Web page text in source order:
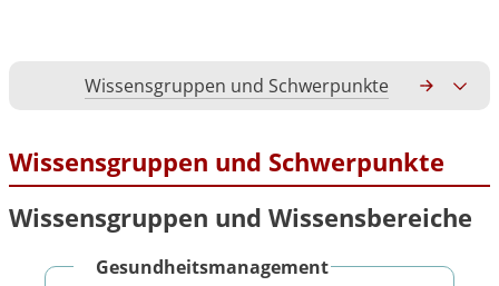
Wissensgruppen und Schwerpunkte
Wissensgruppen und Schwerpunkte
Wissensgruppen und Wissensbereiche
Gesundheitsmanagement